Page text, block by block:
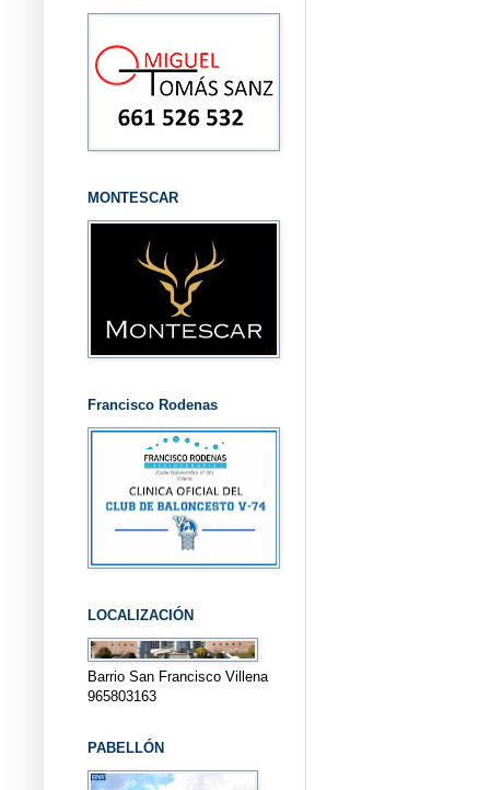
MONTESCAR
Francisco Rodenas
LOCALIZACIÓN
Barrio San Francisco Villena
965803163
PABELLÓN